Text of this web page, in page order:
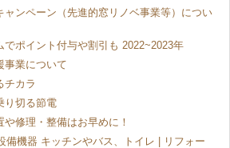
ャンペーン（先進的窓リノベ事業等）につい
でポイント付与や割引も 2022~2023年
事業について
チカラ
り切る節電
修理・整備はお早めに！
備機器 キッチンやバス、トイレ | リフォー